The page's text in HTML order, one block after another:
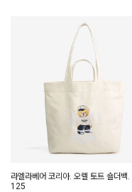
라엘라베어 코리아. 오렐 토트 숄더
125